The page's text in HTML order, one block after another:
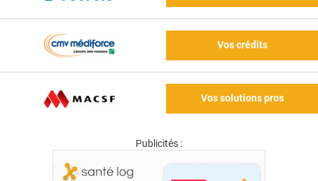
Vos crédits
Vos solutions pros
Publicités :